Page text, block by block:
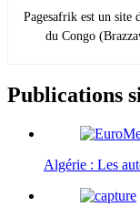
Pagesafrik est un site
du Congo
Publications
Algérie : Les